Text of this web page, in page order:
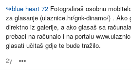
↪blue heart 72 Fotografiraš osobnu
za glasanje (ulaznice.hr/gnk-dinamo/) . Ako
direktno iz galerije, a ako glasaš sa
prebaci na računalo i na portalu
glasati učitaš gdje te bude tražilo.
2y